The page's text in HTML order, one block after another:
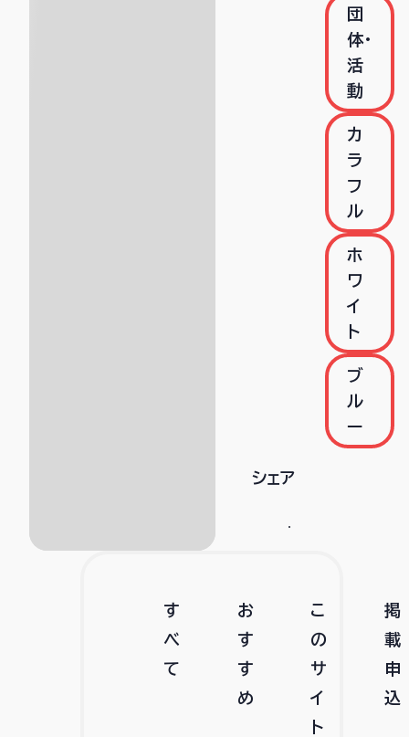
団
体・
活
動
カ
ラ
フ
ル
ホ
ワ
イ
ト
ブ
ル
ー
シェア
す
べ
て
お
す
す
め
こ
の
サ
イ
ト
掲
載
申
込